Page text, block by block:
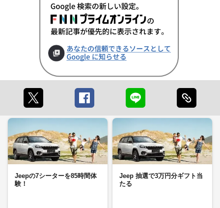
Jeepの7シーターを85時間体
験！
Jeep 抽選で3万円分ギフト当
たる